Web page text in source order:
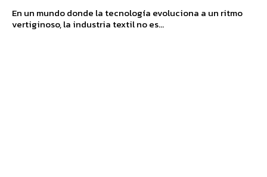
En un mundo donde la tecnología evoluciona a un ritmo
vertiginoso, la industria textil no es...